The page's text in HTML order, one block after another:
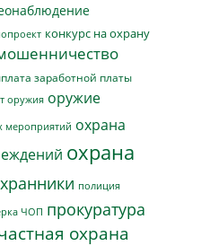
конкурс на охрану
заработной платы
оружия оружие
мероприятий охрана
охрана
полиция
ЧОП прокуратура
охрана